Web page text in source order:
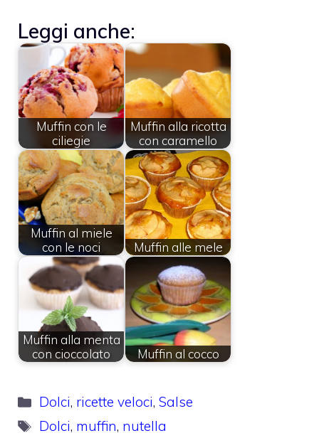
Leggi anche:
Muffin con le
ciliegie
Muffin alla ricotta
con caramello
Muffin al miele
con le noci
Muffin alle mele
Muffin alla menta
con cioccolato
Muffin al cocco
Categorie
Dolci, ricette veloci,Salse
Tag
Dolci, muffin, nutella